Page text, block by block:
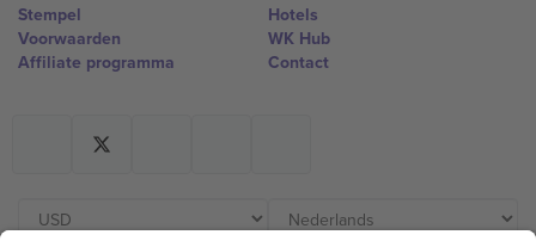
Stempel
Voorwaarden
Affiliate programma
Hotels
WK Hub
Contact